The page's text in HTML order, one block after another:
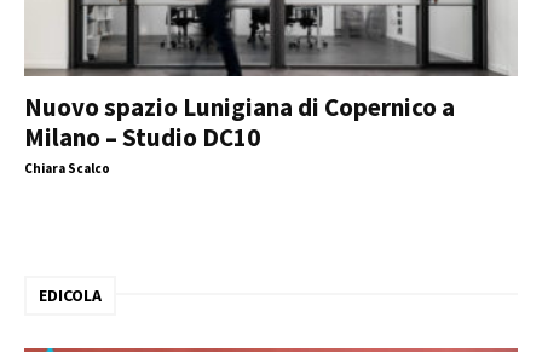
Nuovo spazio Lunigiana di Copernico a
Milano – Studio DC10
Chiara Scalco
EDICOLA